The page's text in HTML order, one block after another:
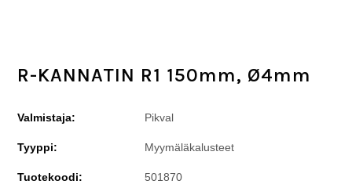
R-KANNATIN R1 150mm, Ø4mm
Valmistaja: Pikval
Tyyppi: Myymäläkalusteet
Tuotekoodi: 501870